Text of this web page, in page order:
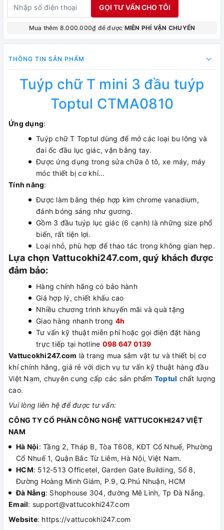
GỌI TƯ VẤN CHO TÔI
Mua thêm 8.000.000₫ để được MIỄN PHÍ VẬN CHUYỂN
THÔNG TIN SẢN PHẨM
Tuýp chữ T mini 3 đầu tuýp
Toptul CTMA0810
Ứng dụng:
Tuýp chữ T Toptul dùng để mở các loại bu lông và
đai ốc đầu lục giác, vặn bằng tay.
Được ứng dụng trong sửa chữa ô tô, xe máy, máy
móc thiết bị cơ khí...
Tính năng:
Được làm bằng thép hợp kim chrome vanadium,
đánh bóng sáng như gương.
Gồm 3 đầu tuýp lục giác (6 cạnh) là những size phổ
biến, rất tiện lợi.
Loại nhỏ, phù hợp để thao tác trong không gian hẹp.
Lựa chọn Vattucokhi247.com, quý khách được
đảm bảo:
Hàng chính hãng có bảo hành
Giá hợp lý, chiết khấu cao
Nhiều chương trình khuyến mãi và quà tặng
Giao hàng nhanh trong 4h
Tư vấn kỹ thuật miễn phí hoặc gọi điện đặt hàng
trực tiếp tại hotline 098 647 0139
Vattucokhi247.com là trang mua sắm vật tư và thiết bị cơ
khí chính hãng, giá rẻ với dịch vụ tư vấn kỹ thuật hàng đầu
Việt Nam, chuyên cung cấp các sản phẩm Toptul chất lượng
cao.
Vui lòng liên hệ để được tư vấn:
CÔNG TY CỔ PHẦN CÔNG NGHỆ VATTUCOKHI247 VIỆT
NAM
Hà Nội: Tầng 2, Tháp B, Tòa T608, KĐT Cổ Nhuế, Phường
Cổ Nhuế 1, Quận Bắc Từ Liêm, Hà Nội, Việt Nam.
HCM: 512-513 Officetel, Garden Gate Building, Số 8,
Đường Hoàng Minh Giám, P.9, Q.Phú Nhuận, HCM
Đà Nẵng: Shophouse 304, đường Mê Linh, Tp Đà Nẵng.
Email: support@vattucokhi247.com
Website: https://vattucokhi247.com